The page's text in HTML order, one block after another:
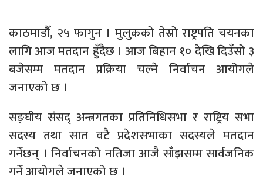
काठमाडौँ, २५ फागुन । मुलुकको तेस्रो राष्ट्रपति चयनका
लागि आज मतदान हुँदैछ । आज बिहान १० देखि दिउँसो ३
बजेसम्म मतदान प्रक्रिया चल्ने निर्वाचन आयोगले
जनाएको छ ।
सङ्घीय संसद् अन्त्रगतका प्रतिनिधिसभा र राष्ट्रिय सभा
सदस्य तथा सात वटै प्रदेशसभाका सदस्यले मतदान
गर्नेछन् । निर्वाचनको नतिजा आजै साँझसम्म सार्वजनिक
गर्ने आयोगले जनाएको छ ।